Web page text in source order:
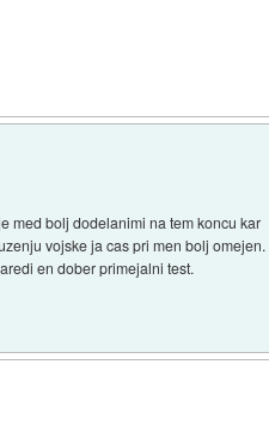
med bolj dodelanimi na tem koncu kar
vojske ja cas pri men bolj omejen.
en dober primejalni test.